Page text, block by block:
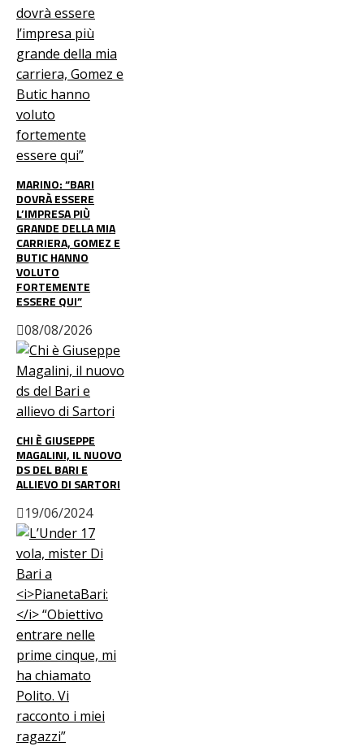
MARINO: “BARI
DOVRÀ ESSERE
L’IMPRESA PIÙ
GRANDE DELLA MIA
CARRIERA, GOMEZ E
BUTIC HANNO
VOLUTO
FORTEMENTE
ESSERE QUI”
08/08/2026
CHI È GIUSEPPE
MAGALINI, IL NUOVO
DS DEL BARI E
ALLIEVO DI SARTORI
19/06/2024